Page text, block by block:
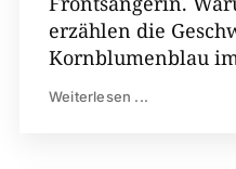
erzählen die
Kornblumenblau
Weiterlesen ...